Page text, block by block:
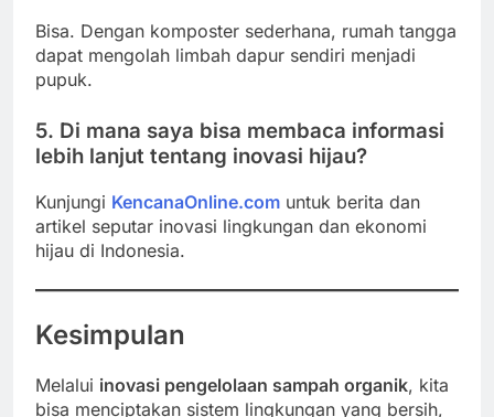
Bisa. Dengan komposter sederhana, rumah tangga
dapat mengolah limbah dapur sendiri menjadi
pupuk.
5. Di mana saya bisa membaca informasi
lebih lanjut tentang inovasi hijau?
Kunjungi KencanaOnline.com untuk berita dan
artikel seputar inovasi lingkungan dan ekonomi
hijau di Indonesia.
Kesimpulan
Melalui inovasi pengelolaan sampah organik, kita
bisa menciptakan sistem lingkungan yang bersih,